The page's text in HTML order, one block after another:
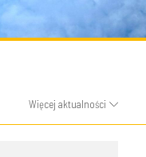
Więcej aktualności